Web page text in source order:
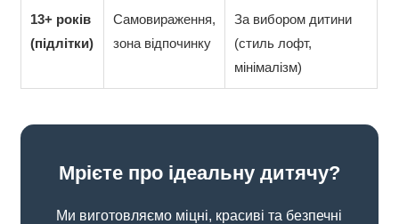
13+ років
(підлітки)
Самовираження,
зона відпочинку
За вибором дитини
(стиль лофт,
мінімалізм)
Мрієте про ідеальну дитячу?
Ми виготовляємо міцні, красиві та безпечні